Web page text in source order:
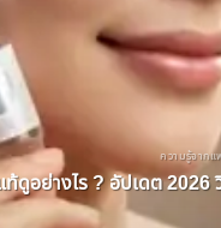
ความรู้จากแ
ดูอย่างไร ? อัปเดต 2026